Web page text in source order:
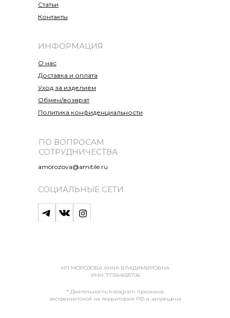
Статьи
Контакты
О нас
Доставка и оплата
Уход за изделием
Обмен/возврат
Политика конфиденциальности
ИНФОРМАЦИЯ
amorozova@amitile.ru
ИП МОРОЗОВА АННА ВЛАДИМИРОВНА
ИНН: 771554658706
ПО ВОПРОСАМ
СОТРУДНИЧЕСТВА
СОЦИАЛЬНЫЕ СЕТИ
* Деятельность Instagram признана
экстремистской на территории РФ и запрещена